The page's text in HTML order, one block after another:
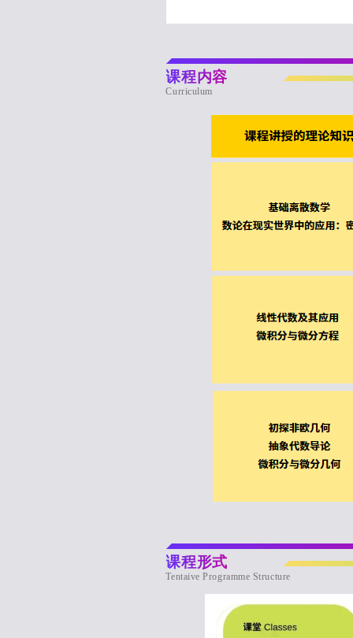
课程内容
Curriculum
课程形式
Tentaive Programme Structure